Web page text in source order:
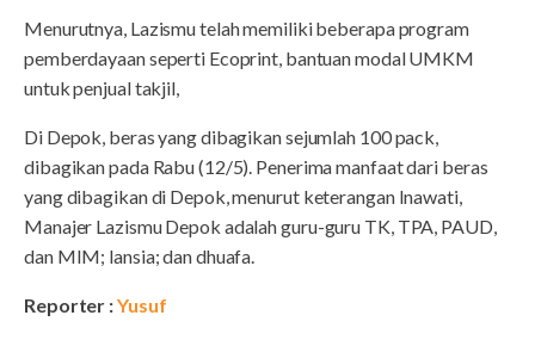
Menurutnya, Lazismu telah memiliki beberapa program
pemberdayaan seperti Ecoprint, bantuan modal UMKM
untuk penjual takjil,
Di Depok, beras yang dibagikan sejumlah 100 pack,
dibagikan pada Rabu (12/5). Penerima manfaat dari beras
yang dibagikan di Depok, menurut keterangan Inawati,
Manajer Lazismu Depok adalah guru-guru TK, TPA, PAUD,
dan MIM; lansia; dan dhuafa.
Reporter :Yusuf